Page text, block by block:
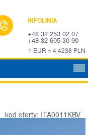
INFOLINIA
+48 32 253 02 07
+48 32 605 30 90
1 EUR = 4,4238 PLN
kod oferty: ITA0011KBV